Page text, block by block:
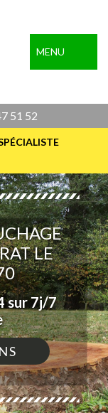
MENU
51 52
LE
sur 7j/7